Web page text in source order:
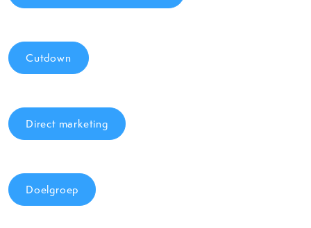
Cutdown
Direct marketing
Doelgroep